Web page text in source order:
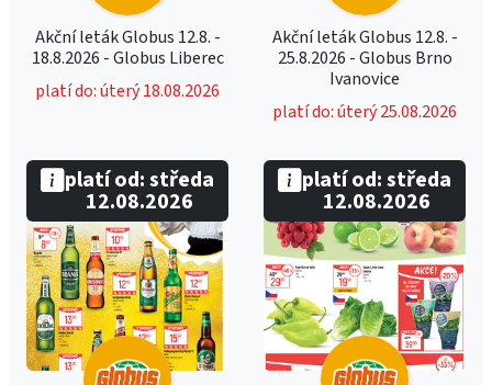
Akční leták Globus 12.8. -
18.8.2026 - Globus Liberec
platí do: úterý 18.08.2026
Akční leták Globus 12.8. -
25.8.2026 - Globus Brno
Ivanovice
platí do: úterý 25.08.2026
platí od: středa
12.08.2026
platí od: středa
12.08.2026